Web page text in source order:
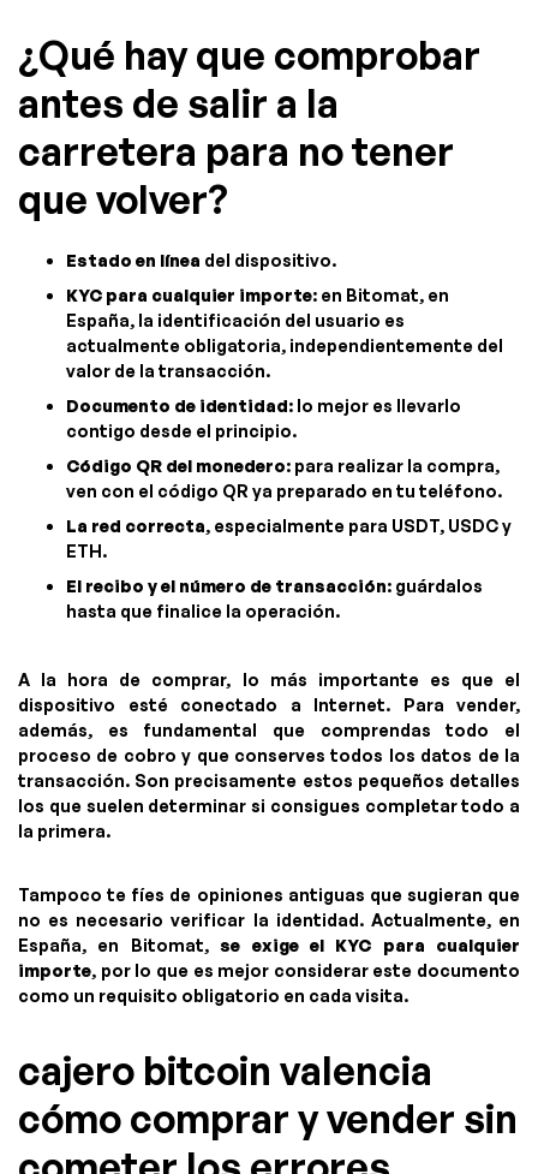
¿Qué hay que comprobar
antes de salir a la
carretera para no tener
que volver?
Estado en línea del dispositivo.
KYC para cualquier importe: en Bitomat, en
España, la identificación del usuario es
actualmente obligatoria, independientemente del
valor de la transacción.
Documento de identidad: lo mejor es llevarlo
contigo desde el principio.
Código QR del monedero: para realizar la compra,
ven con el código QR ya preparado en tu teléfono.
La red correcta, especialmente para USDT, USDC y
ETH.
El recibo y el número de transacción: guárdalos
hasta que finalice la operación.
A la hora de comprar, lo más importante es que el
dispositivo esté conectado a Internet. Para vender,
además, es fundamental que comprendas todo el
proceso de cobro y que conserves todos los datos de la
transacción. Son precisamente estos pequeños detalles
los que suelen determinar si consigues completar todo a
la primera.
Tampoco te fíes de opiniones antiguas que sugieran que
no es necesario verificar la identidad. Actualmente, en
España, en Bitomat,se exige el KYC para cualquier
importe, por lo que es mejor considerar este documento
como un requisito obligatorio en cada visita.
cajero bitcoin valencia
cómo comprar y vender sin